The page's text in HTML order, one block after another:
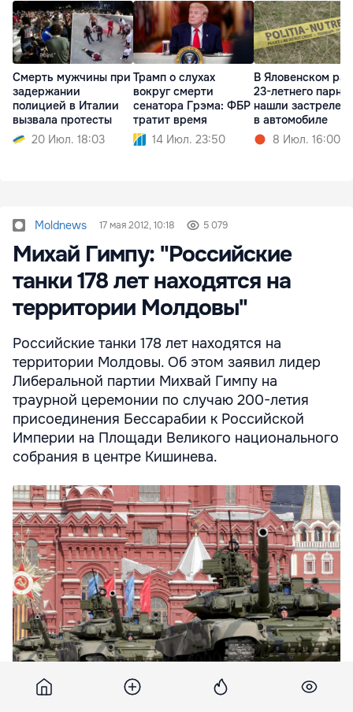
Смерть мужчины при
задержании
полицией в Италии
вызвала протесты
20 Июл. 18:03
Трамп о слухах
вокруг смерти
сенатора Грэма: ФБР
тратит время
14 Июл. 23:50
В Яловенском
23-летнего парня
нашли
в автомобиле
8 Июл. 16:00
Moldnews 17 мая 2012, 10:18 5 079
Михай Гимпу: "Российские
танки 178 лет находятся на
территории Молдовы"
Российские танки 178 лет находятся на
территории Молдовы. Об этом заявил лидер
Либеральной партии Михвай Гимпу на
траурной церемонии по случаю 200-летия
присоединения Бессарабии к Российской
Империи на Площади Великого национального
собрания в центре Кишинева.